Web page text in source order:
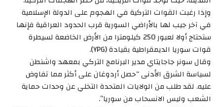
وإذا رغبت القوات التركية في الهجوم على الدولة الإسلامية
في آخر جيب لها بالأراضي السورية قرب الحدود العراقية فإنها
ستحتاج أولا لعبور 250 كيلومترا من الأرض الخاضعة لسيطرة
قوات سوريا الديمقراطية بقيادة (YPG).
وقال سونر جاجايتاي مدير البرنامج التركي بمعهد واشنطن
لسياسة الشرق الأدنى “حصل أردوغان على أكثر مما تفاوض
عليه. لقد طلب من الولايات المتحدة التخلي عن وحدات حماية
الشعب وليس الانسحاب من سوريا”.